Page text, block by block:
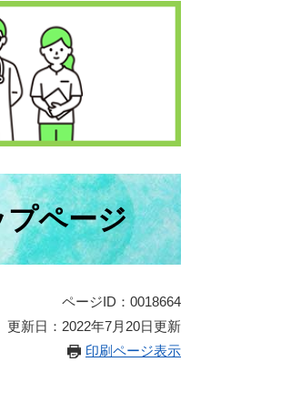
プページ
ページID：0018664
更新日：2022年7月20日更新
印刷ページ表示